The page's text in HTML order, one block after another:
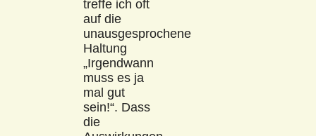
treffe ich oft
auf die
unausgesprochene
Haltung
„Irgendwann
muss es ja
mal gut
sein!“. Dass
die